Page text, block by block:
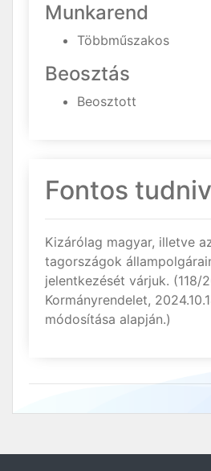
Munkarend
Többműszakos
Beosztás
Beosztott
Fontos
Kizárólag magyar, illetve
tagországok
jelentkezését várjuk. (118/
Kormányrendelet,
módosítása alapján.)